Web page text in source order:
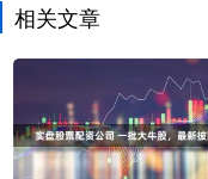
相关文章